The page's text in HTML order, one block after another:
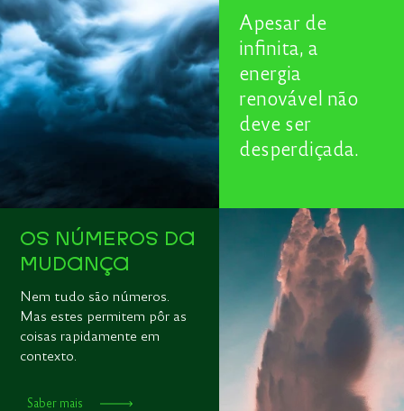
Apesar de
infinita, a
energia
renovável não
deve ser
desperdiçada.
OS NÚMEROS DA
MUDANÇA
Nem tudo são números.
Mas estes permitem pôr as
coisas rapidamente em
contexto.
Saber mais